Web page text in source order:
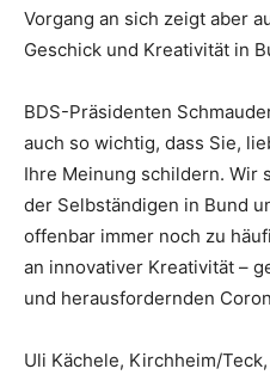
Vorgang an sich zeigt aber
Geschick und Kreativität in
BDS-Präsidenten
auch so wichtig, dass Sie,
Ihre Meinung schildern. Wir
der Selbständigen in Bund
offenbar immer noch zu
an innovativer Kreativität –
und herausfordernden
Uli Kächele, Kirchheim/